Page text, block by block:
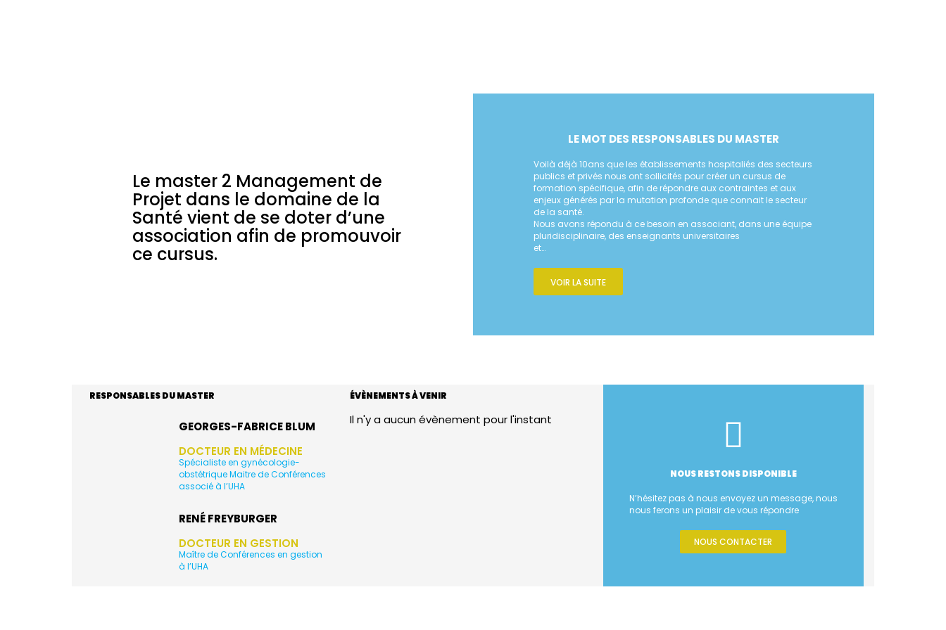
Le master 2 Management de
Projet dans le domaine de la
Santé vient de se doter d’une
association afin de promouvoir
ce cursus.
LE MOT DES RESPONSABLES DU MASTER
Voilà déjà 10ans que les établissements hospitaliés des secteurs
publics et privés nous ont sollicités pour créer un cursus de
formation spécifique, afin de répondre aux contraintes et aux
enjeux générés par la mutation profonde que connait le secteur
de la santé.
Nous avons répondu à ce besoin en associant, dans une équipe
pluridisciplinaire, des enseignants universitaires
et…
VOIR LA SUITE
RESPONSABLES DU MASTER
GEORGES-FABRICE BLUM
DOCTEUR EN MÉDECINE
Spécialiste en gynécologie-
obstétrique Maitre de Conférences
associé à l’UHA
RENÉ FREYBURGER
DOCTEUR EN GESTION
Maître de Conférences en gestion
à l’UHA
ÉVÈNEMENTS À VENIR
Il n'y a aucun évènement pour l'instant
NOUS RESTONS DISPONIBLE
N’hésitez pas à nous envoyez un message, nous
nous ferons un plaisir de vous répondre
NOUS CONTACTER